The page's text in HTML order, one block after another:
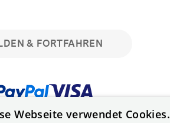
& FORTFAHREN
Webseite verwendet Cookies.